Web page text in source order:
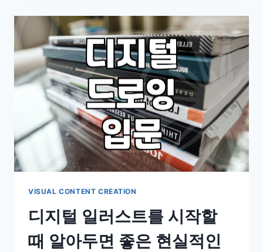
COMPUTER
CERTIFICATIONS:
IS
IT
WORTH
YOUR
TIME?
VISUAL CONTENT CREATION
디지털 일러스트를 시작할
때 알아두면 좋은 현실적인